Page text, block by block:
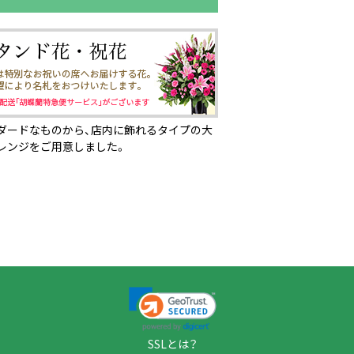
ードなものから、店内に飾れるタイプの大
ンジをご用意しました。
SSLとは？